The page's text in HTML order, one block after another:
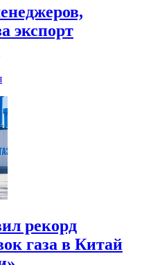
экспорт
рекорд
газа в Китай